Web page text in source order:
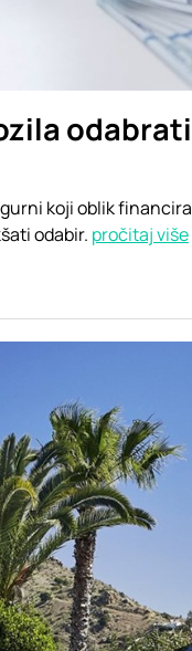
koji oblik
odabir. pročitaj više